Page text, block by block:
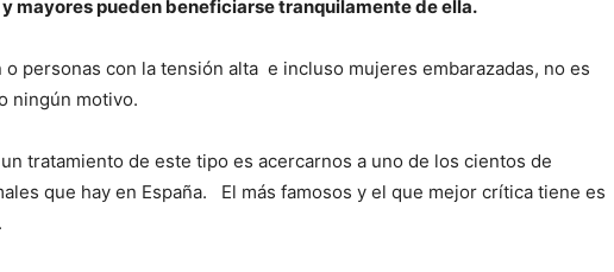
mayores pueden beneficiarse tranquilamente de ella.
personas con la tensión alta e incluso mujeres embarazadas, no es
ningún motivo.
tratamiento de este tipo es acercarnos a uno de los cientos de
que hay en España. El más famosos y el que mejor crítica tiene es